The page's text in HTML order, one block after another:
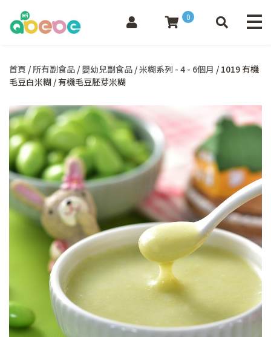
0
首頁 / 所有副食品 / 嬰幼兒副食品 /米糊系列 - 4 - 6個月 / 1019 有機
毛豆白米糊 / 有機毛豆胚芽米糊